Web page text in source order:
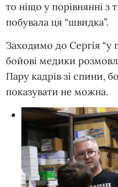
то ніщо у порівнянні з
побувала ця “швидка”.
Заходимо до Сергія “у
бойові медики
Пару кадрів зі спини,
показувати не можна.